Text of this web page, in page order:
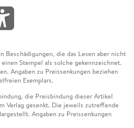
die das Lesen aber nicht
Stempel als solche gekennzeichnet.
Angaben zu Preissenkungen beziehen
Exemplars.
die Preisbindung dieser Artikel
Verlag gesenkt. Die jeweils zutreffende
Angaben zu Preissenkungen